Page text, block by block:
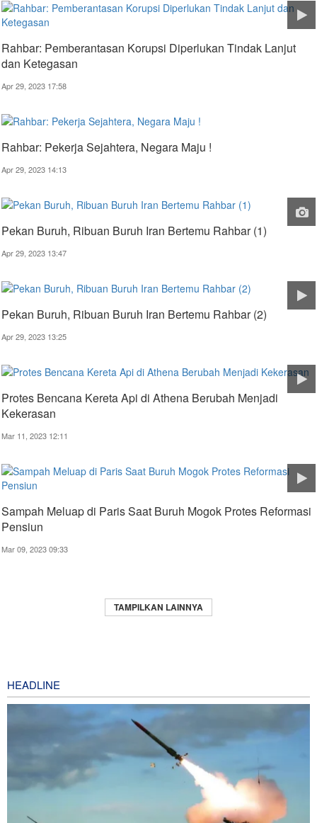
Rahbar: Pemberantasan Korupsi Diperlukan Tindak Lanjut
dan Ketegasan
Apr 29, 2023 17:58
Rahbar: Pekerja Sejahtera, Negara Maju !
Apr 29, 2023 14:13
Pekan Buruh, Ribuan Buruh Iran Bertemu Rahbar (1)
Apr 29, 2023 13:47
Pekan Buruh, Ribuan Buruh Iran Bertemu Rahbar (2)
Apr 29, 2023 13:25
Protes Bencana Kereta Api di Athena Berubah Menjadi
Kekerasan
Mar 11, 2023 12:11
Sampah Meluap di Paris Saat Buruh Mogok Protes Reformasi
Pensiun
Mar 09, 2023 09:33
TAMPILKAN LAINNYA
HEADLINE